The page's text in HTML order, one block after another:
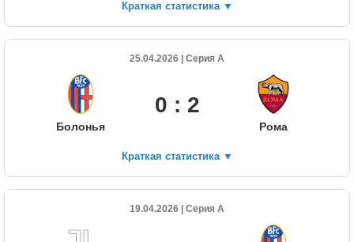
Краткая статистика ▼
25.04.2026 | Серия А
Болонья
0 : 2
Рома
Краткая статистика ▼
19.04.2026 | Серия А